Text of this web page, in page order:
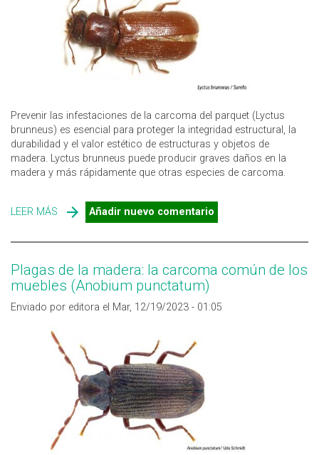
Prevenir las infestaciones de la carcoma del parquet (Lyctus
brunneus) es esencial para proteger la integridad estructural, la
durabilidad y el valor estético de estructuras y objetos de
madera. Lyctus brunneus puede producir graves daños en la
madera y más rápidamente que otras especies de carcoma.
LEER MÁS SOBRE PLAGAS DE LA MADERA: LA CARCOMA DEL
PARQUET (LYCTUS BRUNNEUS)
Añadir nuevo comentario
Plagas de la madera: la carcoma común de los
muebles (Anobium punctatum)
Enviado por editora el Mar, 12/19/2023 - 01:05